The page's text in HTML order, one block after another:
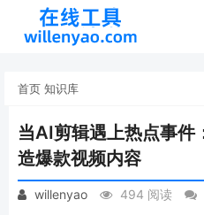
首页 知识库
当AI剪辑遇上热点事件
造爆款视频内容
willenyao 494 阅读